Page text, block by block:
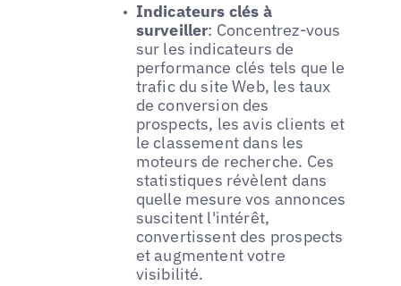
Indicateurs clés à
surveiller: Concentrez-vous
sur les indicateurs de
performance clés tels que le
trafic du site Web, les taux
de conversion des
prospects, les avis clients et
le classement dans les
moteurs de recherche. Ces
statistiques révèlent dans
quelle mesure vos annonces
suscitent l'intérêt,
convertissent des prospects
et augmentent votre
visibilité.